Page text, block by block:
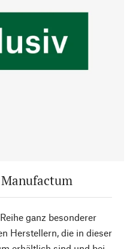
ganz besonderer
Herstellern, die in dieser